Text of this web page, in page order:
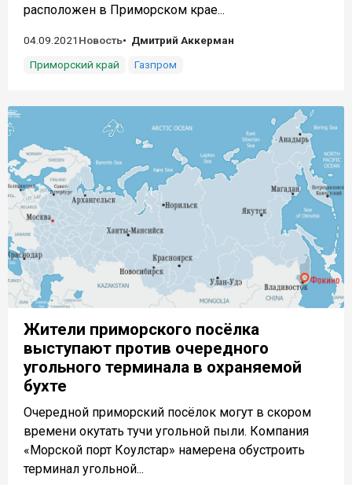
расположен в Приморском крае...
04.09.2021 Новость
Дмитрий Аккерман
Приморский край
Газпром
Жители приморского посёлка
выступают против очередного
угольного терминала в охраняемой
бухте
Очередной приморский посёлок могут в скором
времени окутать тучи угольной пыли. Компания
«Морской порт Коулстар» намерена обустроить
терминал угольной...